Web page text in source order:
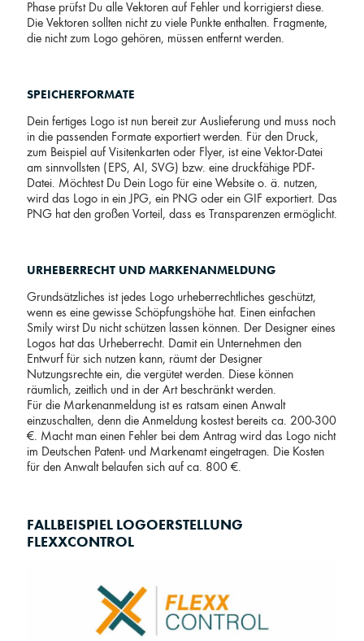
Phase prüfst Du alle Vektoren auf Fehler und korrigierst diese.
Die Vektoren sollten nicht zu viele Punkte enthalten. Fragmente,
die nicht zum Logo gehören, müssen entfernt werden.
SPEICHERFORMATE
Dein fertiges Logo ist nun bereit zur Auslieferung und muss noch
in die passenden Formate exportiert werden. Für den Druck,
zum Beispiel auf Visitenkarten oder Flyer, ist eine Vektor-Datei
am sinnvollsten (EPS, AI, SVG) bzw. eine druckfähige PDF-
Datei. Möchtest Du Dein Logo für eine Website o. ä. nutzen,
wird das Logo in ein JPG, ein PNG oder ein GIF exportiert. Das
PNG hat den großen Vorteil, dass es Transparenzen ermöglicht.
URHEBERRECHT UND MARKENANMELDUNG
Grundsätzliches ist jedes Logo urheberrechtliches geschützt,
wenn es eine gewisse Schöpfungshöhe hat. Einen einfachen
Smily wirst Du nicht schützen lassen können. Der Designer eines
Logos hat das Urheberrecht. Damit ein Unternehmen den
Entwurf für sich nutzen kann, räumt der Designer
Nutzungsrechte ein, die vergütet werden. Diese können
räumlich, zeitlich und in der Art beschränkt werden.
Für die Markenanmeldung ist es ratsam einen Anwalt
einzuschalten, denn die Anmeldung kostest bereits ca. 200-300
€. Macht man einen Fehler bei dem Antrag wird das Logo nicht
im Deutschen Patent- und Markenamt eingetragen. Die Kosten
für den Anwalt belaufen sich auf ca. 800 €.
FALLBEISPIEL LOGOERSTELLUNG
FLEXXCONTROL